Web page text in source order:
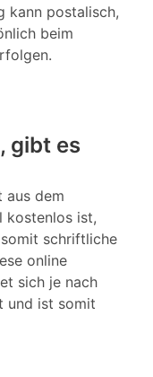
kann postalisch,
beim
gibt es
aus dem
kostenlos ist,
schriftliche
online
sich je nach
und ist somit